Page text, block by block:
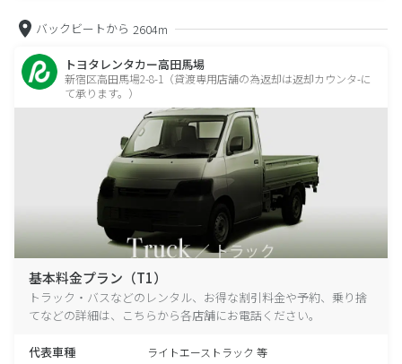
バックビートから 2604m
トヨタレンタカー高田馬場
新宿区高田馬場2-8-1（貸渡専用店舗の為返却は返却カウンタ-に
て承ります。）
基本料金プラン（T1）
トラック・バスなどのレンタル、お得な割引料金や予約、乗り捨
てなどの詳細は、こちらから各店舗にお電話ください。
代表車種 ライトエーストラック 等